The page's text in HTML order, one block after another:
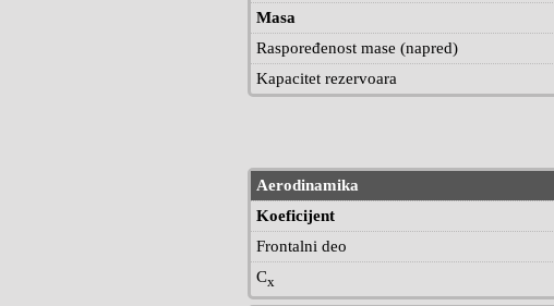
Masa
Raspoređenost mase (napred)
Kapacitet rezervoara
Aerodinamika
Koeficijent
Frontalni deo
Cx